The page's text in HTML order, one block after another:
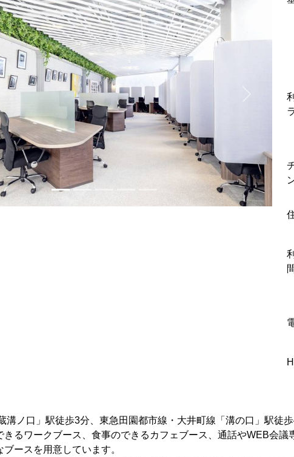
溝ノ口」駅徒歩3分、東急田園都市線・大井町線「溝の口」駅徒
きるワークブース、食事のできるカフェブース、通話やWEB会
ースを用意しています。